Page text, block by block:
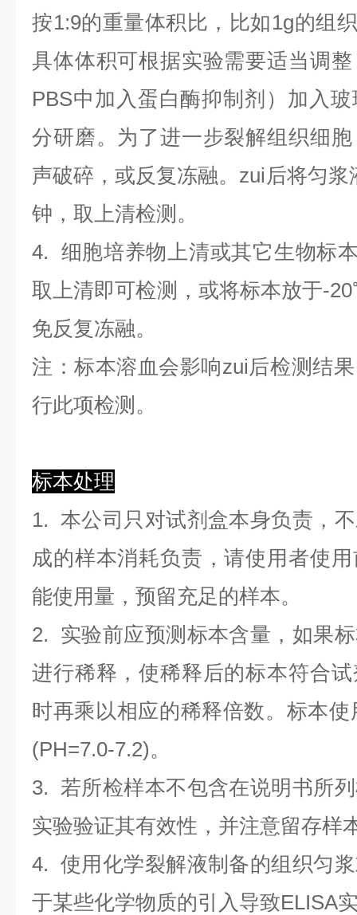
按1:9的重量体积比，比如1g的组
具体体积可根据实验需要适当调
PBS中加入蛋白酶抑制剂）加入
分研磨。为了进一步裂解组织细
声破碎，或反复冻融。zui后将匀浆
钟，取上清检测。
4. 细胞培养物上清或其它生物标
取上清即可检测，或将标本放于-
免反复冻融。
注：标本溶血会影响zui后检测结
行此项检测。
标本处理
1. 本公司只对试剂盒本身负责，
成的样本消耗负责，请使用者使
能使用量，预留充足的样本。
2. 实验前应预测标本含量，如果
进行稀释，使稀释后的标本符合
时再乘以相应的稀释倍数。标本
(PH=7.0-7.2)。
3. 若所检样本不包含在说明书所
实验验证其有效性，并注意留存样
4. 使用化学裂解液制备的组织匀
于某些化学物质的引入导致ELISA